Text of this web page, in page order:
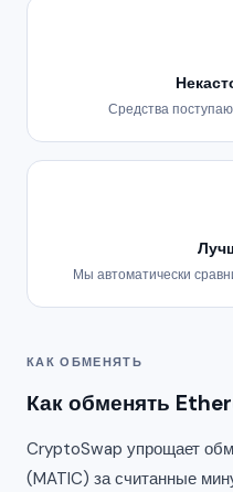
Средства
Мы автоматически
КАК ОБМЕНЯТЬ
Как обменять
CryptoSwap упрощает
(MATIC) за считанные